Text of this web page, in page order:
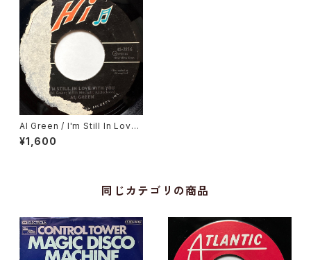
Al Green / I'm Still In Love
With You
¥1,600
同じカテゴリの商品